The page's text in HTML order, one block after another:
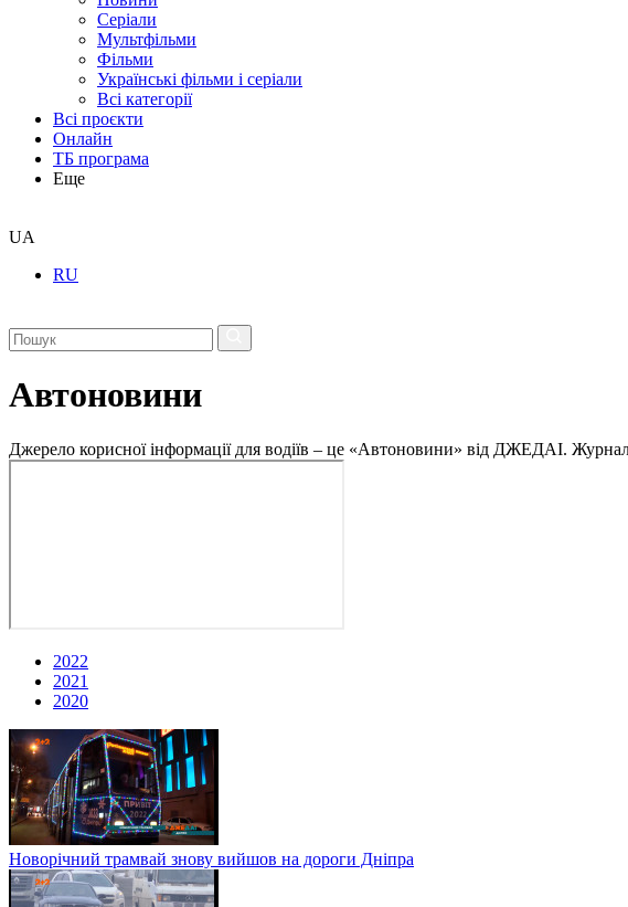
Серіали
Мультфільми
Фільми
Українські фільми і серіали
Всі категорії
Всі проєкти
Онлайн
ТБ програма
Еще
UA
RU
Автоновини
Джерело корисної інформації для водіїв – це «Автоновини» від ДЖЕДАІ.
2022
2021
2020
Новорічний трамвай знову вийшов на дороги Дніпра